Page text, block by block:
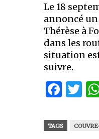
Le 18
annoncé
Thérèse à
dans les
situation
suivre.
TAGS